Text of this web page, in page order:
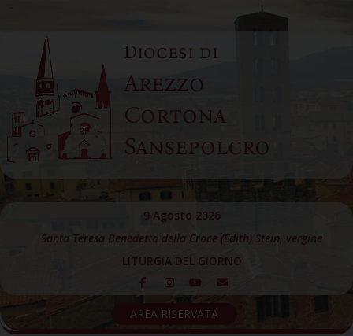
content
Diocesi di
Arezzo
Cortona
Sansepolcro
9 Agosto 2026
Santa Teresa Benedetta della Croce (Edith) Stein, vergine
LITURGIA DEL GIORNO
AREA RISERVATA